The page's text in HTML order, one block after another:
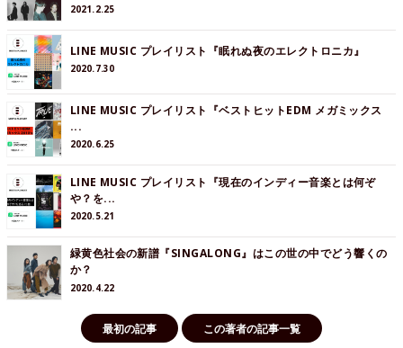
2021.2.25
LINE MUSIC プレイリスト『眠れぬ夜のエレクトロニカ』
2020.7.30
LINE MUSIC プレイリスト『ベストヒットEDM メガミックス
...
2020.6.25
LINE MUSIC プレイリスト『現在のインディー音楽とは何ぞ
や？を...
2020.5.21
緑黄色社会の新譜『SINGALONG』はこの世の中でどう響くの
か？
2020.4.22
最初の記事 この著者の記事一覧